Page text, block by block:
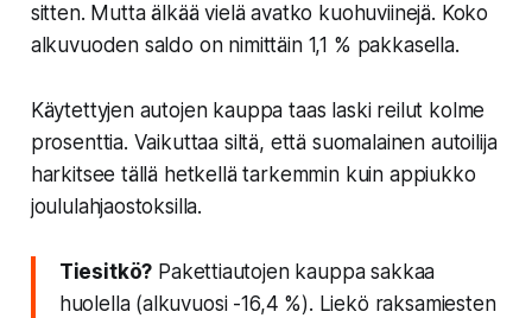
sitten. Mutta älkää vielä avatko kuohuviinejä. Koko
alkuvuoden saldo on nimittäin 1,1 % pakkasella.
Käytettyjen autojen kauppa taas laski reilut kolme
prosenttia. Vaikuttaa siltä, että suomalainen autoilija
harkitsee tällä hetkellä tarkemmin kuin appiukko
joululahjaostoksilla.
Tiesitkö? Pakettiautojen kauppa sakkaa
huolella (alkuvuosi -16,4 %). Liekö raksamiesten